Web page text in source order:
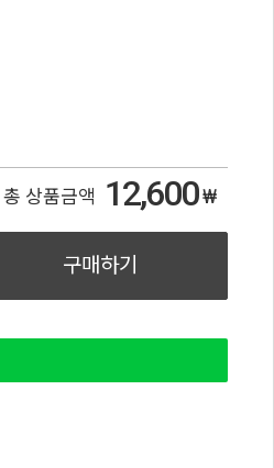
총 상품금액 12,600₩
구매하기